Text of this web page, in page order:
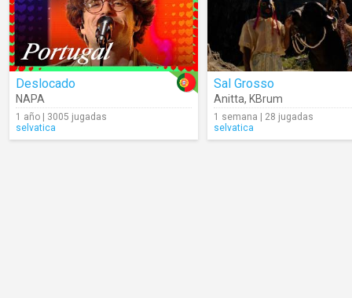
Deslocado
NAPA
1 año | 3005 jugadas
selvatica
Sal Grosso
Anitta, KBrum
1 semana | 28 jugadas
selvatica